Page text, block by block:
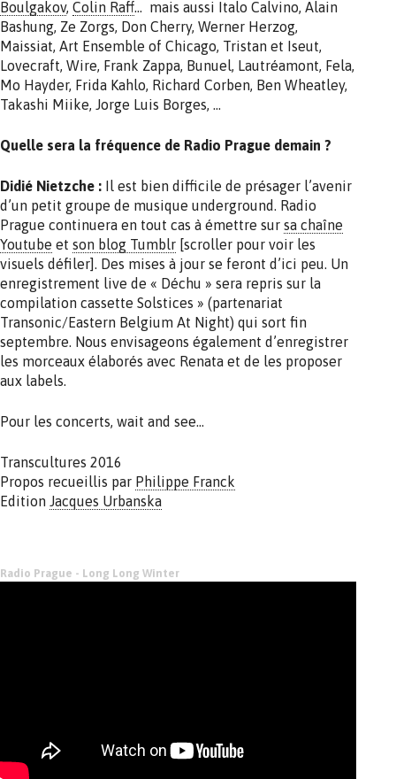
Boulgakov, Colin Raff… mais aussi Italo Calvino, Alain
Bashung, Ze Zorgs, Don Cherry, Werner Herzog,
Maissiat, Art Ensemble of Chicago, Tristan et Iseut,
Lovecraft, Wire, Frank Zappa, Bunuel, Lautréamont, Fela,
Mo Hayder, Frida Kahlo, Richard Corben, Ben Wheatley,
Takashi Miike, Jorge Luis Borges, …
Quelle sera la fréquence de Radio Prague demain ?
Didié Nietzche : Il est bien difficile de présager l’avenir
d’un petit groupe de musique underground. Radio
Prague continuera en tout cas à émettre sur sa chaîne
Youtube et son blog Tumblr [scroller pour voir les
visuels défiler]. Des mises à jour se feront d’ici peu. Un
enregistrement live de « Déchu » sera repris sur la
compilation cassette Solstices » (partenariat
Transonic/Eastern Belgium At Night) qui sort fin
septembre. Nous envisageons également d’enregistrer
les morceaux élaborés avec Renata et de les proposer
aux labels.
Pour les concerts, wait and see…
Transcultures 2016
Propos recueillis par Philippe Franck
Edition Jacques Urbanska
Radio Prague - Long Long Winter